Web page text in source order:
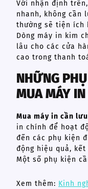
Với nhận định
nhanh, không cần
thường sẽ tiện ích
Dòng máy in kim
lâu cho các cửa
cao trong thanh
NHỮNG
MUA MÁY
Mua máy in cần
in chính để hoạt
đến các phụ kiện
động hiệu quả,
Một số phụ kiện
Xem thêm: Kinh